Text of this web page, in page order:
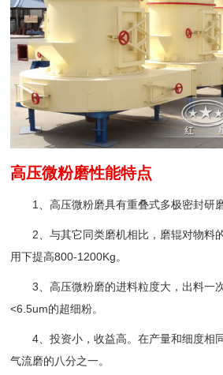
高压微粉磨性能特点
1、高压微粉磨具有重叠式多极密封研
2、与其它同类磨机相比，磨辊对物料
用下提高800-1200Kg。
3、高压微粉磨的进料粒度大，出料一
<6.5um的超细粉。
4、投资小，收益高。在产量和细度相
气流磨的八分之一。